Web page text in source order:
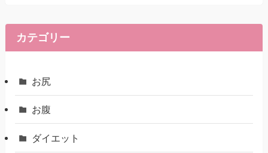
カテゴリー
お尻
お腹
ダイエット